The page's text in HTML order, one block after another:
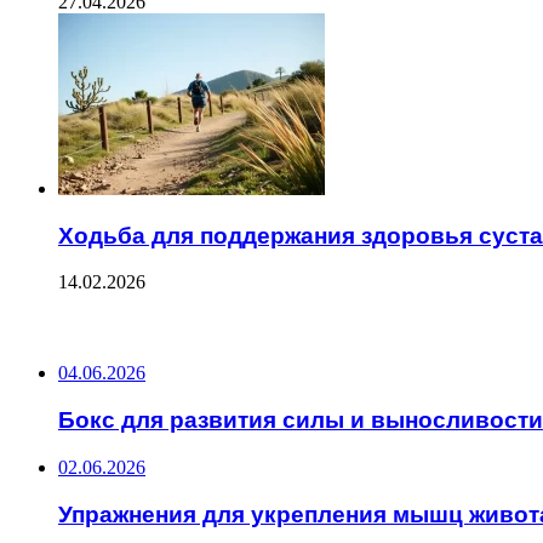
Ходьба для поддержания здоровья
14.02.2026
04.06.2026
Бокс для развития силы и выносливости
02.06.2026
Упражнения для укрепления мышц